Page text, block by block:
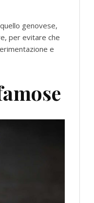
genovese,
per evitare che
e